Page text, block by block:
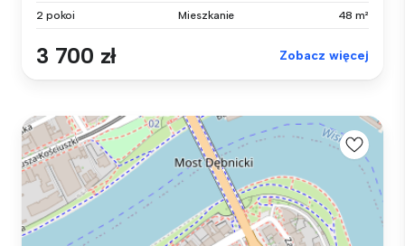
2 pokoi Mieszkanie 48 m²
3 700 zł Zobacz więcej